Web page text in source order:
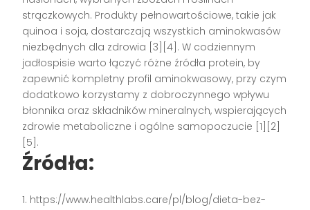
strączkowych. Produkty pełnowartościowe, takie jak
quinoa i soja, dostarczają wszystkich aminokwasów
niezbędnych dla zdrowia [3][4] . W codziennym
jadłospisie warto łączyć różne źródła protein, by
zapewnić kompletny profil aminokwasowy, przy czym
dodatkowo korzystamy z dobroczynnego wpływu
błonnika oraz składników mineralnych, wspierających
zdrowie metaboliczne i ogólne samopoczucie [1][2]
[5] .
Źródła:
https://www.healthlabs.care/pl/blog/dieta-bez-